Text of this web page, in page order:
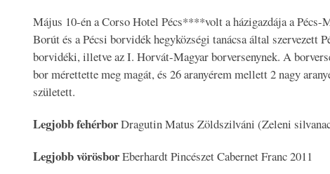
Május 10-én a Corso Hotel Pécs****volt a házigazdája a Pécs-
Borút és a Pécsi borvidék hegyközségi tanácsa által szervezett
borvidéki, illetve az I. Horvát-Magyar borversenynek. A
bor mérettette meg magát, és 26 aranyérem mellett 2 nagy
született.
Legjobb fehérborDragutin Matus Zöldszilváni (Zeleni
Legjobb vörösborEberhardt Pincészet Cabernet Franc 2011